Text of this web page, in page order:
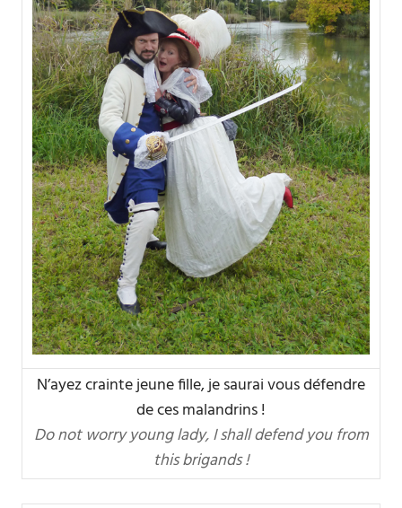
N’ayez crainte jeune fille, je saurai vous défendre
de ces malandrins !
Do not worry young lady, I shall defend you from
this brigands !